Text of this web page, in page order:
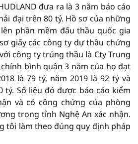
đưa ra là 3 năm báo cáo
đại trên 80 tỷ. Hồ sơ của những
phần mềm đấu thầu quốc gia
giấy các công ty dự thầu chứng
công ty trúng thầu là Cty Trung
bình quân 3 năm của họ đạt
là 79 tỷ, năm 2019 là 92 tỷ và
tỷ. Số liệu đó được báo cáo kiểm
và có công chứng của phòng
trong tỉnh Nghệ An xác nhận.
tôi làm theo đúng quy định pháp